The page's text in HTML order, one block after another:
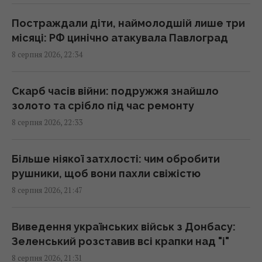
Росія вдарила по центру Павлограда: є
поранені
У Балтійському морі швидко поширюється
чужорідний "морський канібал"
Як визначити бездушну людину: психологи
8 фраз, що видають соціопата
ЗСУ знищили комплекс РЕБ, призначений
Постраждали діти, наймолодшій лише три
місяці: РФ цинічно атакувала Павлоград
8 серпня 2026, 22:34
Скарб часів війни: подружжя знайшло
золото та срібло під час ремонту
8 серпня 2026, 22:33
Більше ніякої затхлості: чим обробити
рушники, щоб вони пахли свіжістю
8 серпня 2026, 21:47
Виведення українських військ з Донбасу:
Зеленський розставив всі крапки над "і"
8 серпня 2026, 21:31